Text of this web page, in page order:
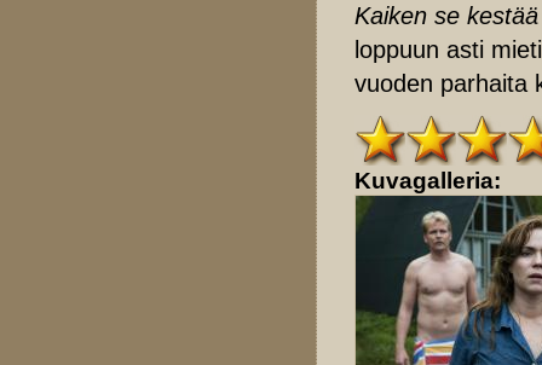
Kaiken se kestää
loppuun asti
vuoden parhaita
Kuvagalleria: